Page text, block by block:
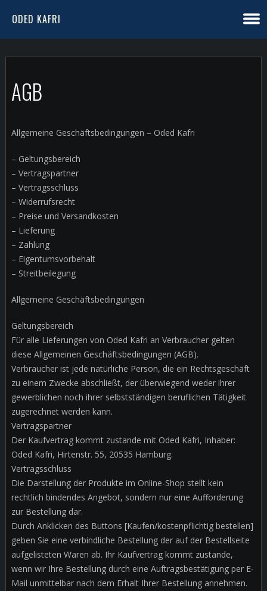
ODED KAFRI
AGB
Allgemeine Geschäftsbedingungen – Oded Kafri
– Geltungsbereich
– Vertragspartner
– Vertragsschluss
– Widerrufsrecht
– Preise und Versandkosten
– Lieferung
– Zahlung
– Eigentumsvorbehalt
– Streitbeilegung
Allgemeine Geschäftsbedingungen
Geltungsbereich
Für alle Lieferungen von Oded Kafri an Verbraucher gelten
diese Allgemeinen Geschäftsbedingungen (AGB).
Verbraucher ist jede natürliche Person, die ein Rechtsgeschäft
zu einem Zwecke abschließt, der überwiegend weder ihrer
gewerblichen noch ihrer selbstständigen beruflichen Tätigkeit
zugerechnet werden kann.
Vertragspartner
Der Kaufvertrag kommt zustande mit Oded Kafri, Inhaber:
Oded Kafri, Hirtenstr. 55, 20535 Hamburg.
Vertragsschluss
Die Darstellung der Produkte im Online-Shop stellt kein
rechtlich bindendes Angebot, sondern nur eine Aufforderung
zur Bestellung dar.
Durch Anklicken des Buttons [Kaufen/kostenpflichtig bestellen]
geben Sie eine verbindliche Bestellung der auf der Bestellseite
aufgelisteten Waren ab. Ihr Kaufvertrag kommt zustande,
wenn wir Ihre Bestellung durch eine Auftragsbestätigung per E-
Mail unmittelbar nach dem Erhalt Ihrer Bestellung annehmen.